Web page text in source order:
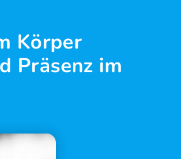
Körper
Präsenz im